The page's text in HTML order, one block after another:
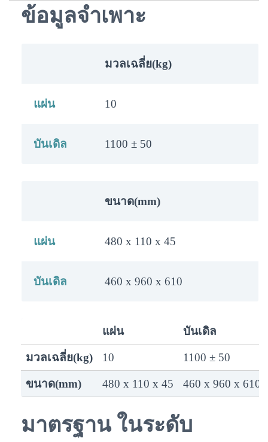
ข้อมูลจำเพาะ
มวลเฉลี่ย(kg)
แผ่น 10
บันเดิล 1100 ± 50
ขนาด(mm)
แผ่น 480 x 110 x 45
บันเดิล 460 x 960 x 610
แผ่น บันเดิล
มวลเฉลี่ย(kg) 10 1100 ± 50
ขนาด(mm) 480 x 110 x 45 460 x 960 x 610
มาตรฐาน ในระดับ